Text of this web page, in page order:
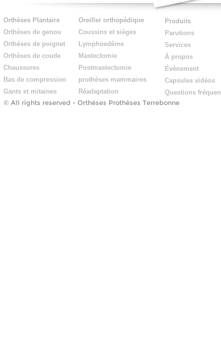
Orthèses Plantaire
Orthèses de genou
Orthèses de poignet
Orthèses de coude
Chaussures
Bas de compression
Gants et mitaines
Oreiller orthopédique
Coussins et sièges
Lymphoedème
Mastectomie
Postmastectomie
prothèses mammaires
Réadaptation
Produits
Parutions
Services
À propos
Évènement
Capsules vidéos
Questions
© All rights reserved - Orthèses Prothèses Terrebonne